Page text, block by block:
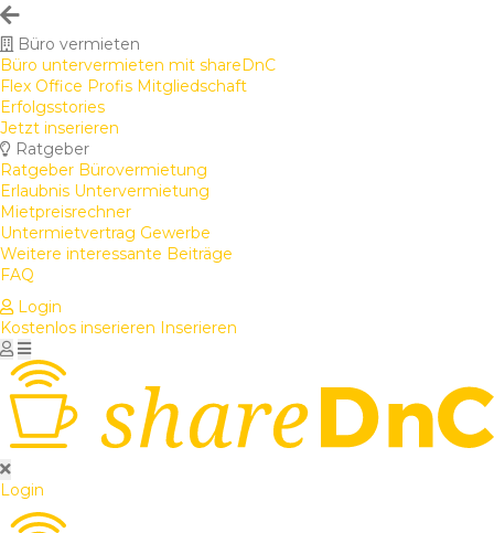
Büro vermieten
Büro untervermieten mit shareDnC
Flex Office Profis Mitgliedschaft
Erfolgsstories
Jetzt inserieren
Ratgeber
Ratgeber Bürovermietung
Erlaubnis Untervermietung
Mietpreisrechner
Untermietvertrag Gewerbe
Weitere interessante Beiträge
FAQ
Login
Kostenlos inserieren Inserieren
Login